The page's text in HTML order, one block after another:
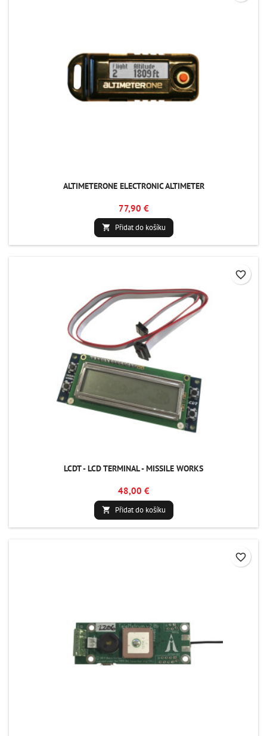
ALTIMETERONE ELECTRONIC ALTIMETER
77,90 €
 Přidat do košíku
LCDT - LCD TERMINAL - MISSILE WORKS
48,00 €
 Přidat do košíku
favorite_border
favorite_border